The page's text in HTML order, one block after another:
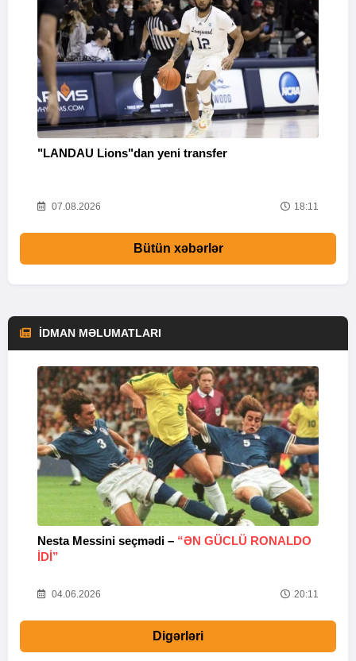
"LANDAU Lions"dan yeni transfer
07.08.2026 18:11
Bütün xəbərlər
İDMAN MƏLUMATLARI
Nesta Messini seçmədi – “ƏN GÜCLÜ RONALDO
IDI”
04.06.2026 20:11
Digərləri